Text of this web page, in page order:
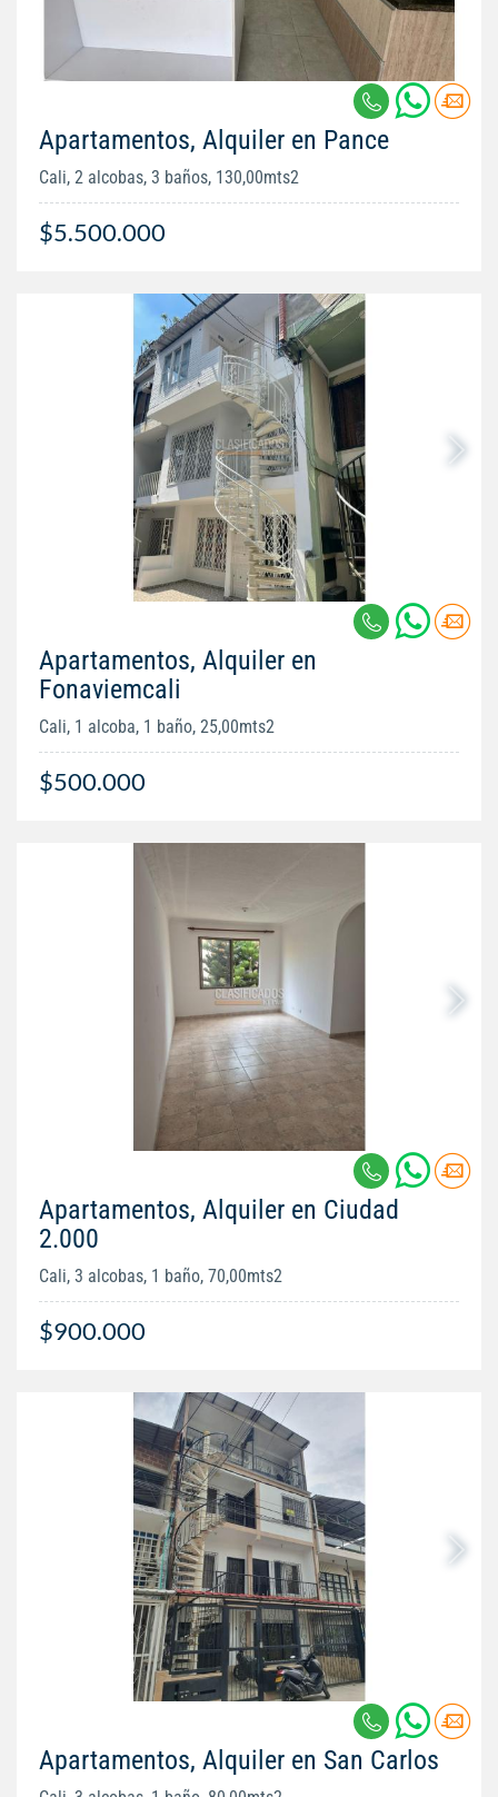
Apartamentos, Alquiler en Pance
Cali, 2 alcobas, 3 baños, 130,00mts2
$5.500.000
Apartamentos, Alquiler en
Fonaviemcali
Cali, 1 alcoba, 1 baño, 25,00mts2
$500.000
Apartamentos, Alquiler en Ciudad
2.000
Cali, 3 alcobas, 1 baño, 70,00mts2
$900.000
Apartamentos, Alquiler en San Carlos